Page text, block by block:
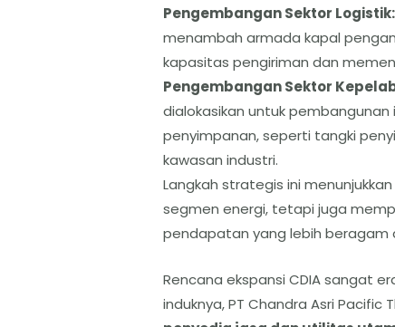
​Pengembangan Sektor Logistik:
menambah armada kapal
kapasitas pengiriman dan
​Pengembangan Sektor
dialokasikan untuk
penyimpanan, seperti tangki
kawasan industri.
​Langkah strategis ini
segmen energi, tetapi juga
pendapatan yang lebih beragam
Rencana ekspansi CDIA sangat
induknya, PT Chandra Asri Pacific